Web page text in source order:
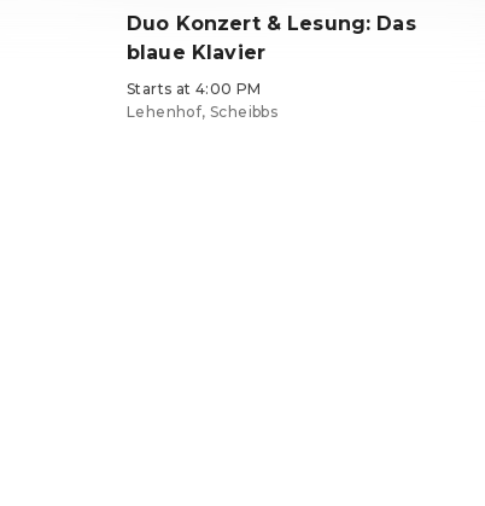
Duo Konzert & Lesung: Das
blaue Klavier
Starts at 4:00 PM
Lehenhof, Scheibbs